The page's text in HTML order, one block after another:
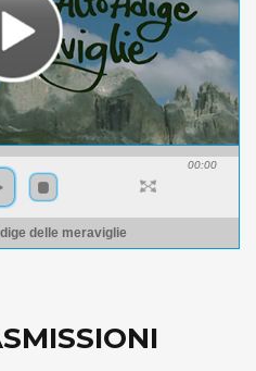
00:00
delle meraviglie